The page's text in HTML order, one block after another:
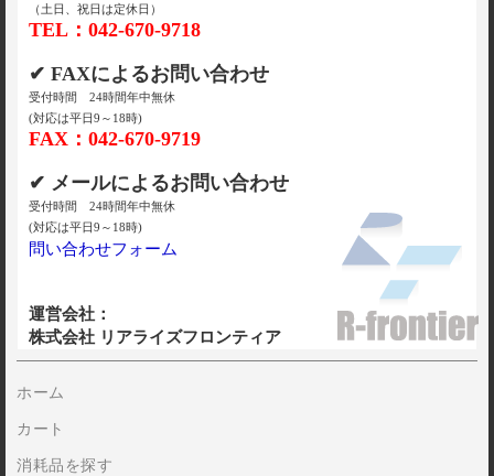
（土日、祝日は定休日）
TEL：042-670-9718
✔ FAXによるお問い合わせ
受付時間 24時間年中無休
(対応は平日9～18時)
FAX：042-670-9719
✔ メールによるお問い合わせ
受付時間 24時間年中無休
(対応は平日9～18時)
問い合わせフォーム
運営会社：
株式会社 リアライズフロンティア
ホーム
カート
消耗品を探す